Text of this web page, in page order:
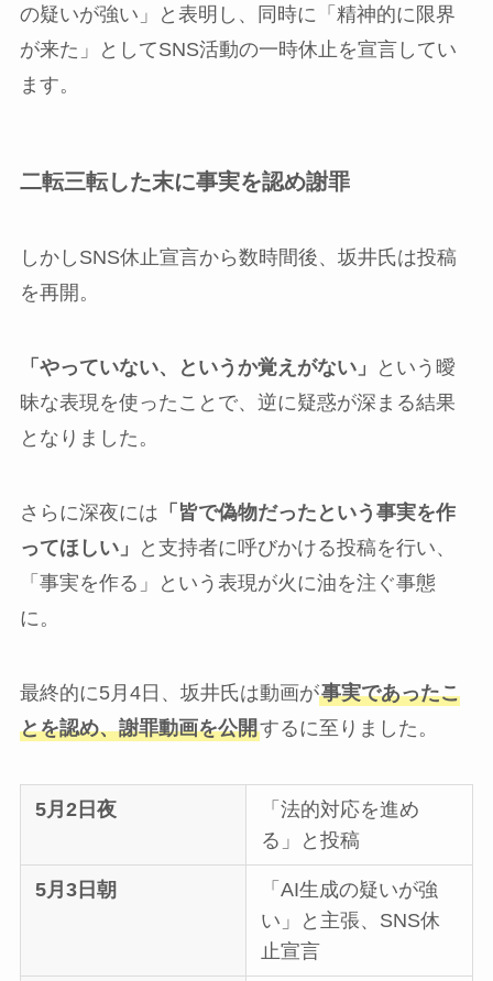
の疑いが強い」と表明し、同時に「精神的に限界
が来た」としてSNS活動の一時休止を宣言してい
ます。
二転三転した末に事実を認め謝罪
しかしSNS休止宣言から数時間後、坂井氏は投稿
を再開。
「やっていない、というか覚えがない」
という曖
昧な表現を使ったことで、逆に疑惑が深まる結果
となりました。
さらに深夜には 「皆で偽物だったという事実を作
ってほしい」
と支持者に呼びかける投稿を行い、
「事実を作る」という表現が火に油を注ぐ事態
に。
最終的に5月4日、坂井氏は動画が事実であったこ
とを認め、謝罪動画を公開するに至りました。
5月2日夜
「法的対応を進め
る」と投稿
5月3日朝
「AI生成の疑いが強
い」と主張、SNS休
止宣言